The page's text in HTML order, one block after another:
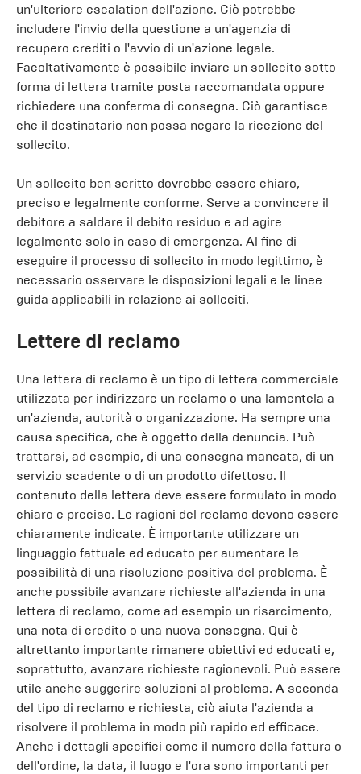
un'ulteriore escalation dell'azione. Ciò potrebbe
includere l'invio della questione a un'agenzia di
recupero crediti o l'avvio di un'azione legale.
Facoltativamente è possibile inviare un sollecito sotto
forma di lettera tramite posta raccomandata oppure
richiedere una conferma di consegna. Ciò garantisce
che il destinatario non possa negare la ricezione del
sollecito.
Un sollecito ben scritto dovrebbe essere chiaro,
preciso e legalmente conforme. Serve a convincere il
debitore a saldare il debito residuo e ad agire
legalmente solo in caso di emergenza. Al fine di
eseguire il processo di sollecito in modo legittimo, è
necessario osservare le disposizioni legali e le linee
guida applicabili in relazione ai solleciti.
Lettere di reclamo
Una lettera di reclamo è un tipo di lettera commerciale
utilizzata per indirizzare un reclamo o una lamentela a
un'azienda, autorità o organizzazione. Ha sempre una
causa specifica, che è oggetto della denuncia. Può
trattarsi, ad esempio, di una consegna mancata, di un
servizio scadente o di un prodotto difettoso. Il
contenuto della lettera deve essere formulato in modo
chiaro e preciso. Le ragioni del reclamo devono essere
chiaramente indicate. È importante utilizzare un
linguaggio fattuale ed educato per aumentare le
possibilità di una risoluzione positiva del problema. È
anche possibile avanzare richieste all'azienda in una
lettera di reclamo, come ad esempio un risarcimento,
una nota di credito o una nuova consegna. Qui è
altrettanto importante rimanere obiettivi ed educati e,
soprattutto, avanzare richieste ragionevoli. Può essere
utile anche suggerire soluzioni al problema. A seconda
del tipo di reclamo e richiesta, ciò aiuta l'azienda a
risolvere il problema in modo più rapido ed efficace.
Anche i dettagli specifici come il numero della fattura o
dell'ordine, la data, il luogo e l'ora sono importanti per